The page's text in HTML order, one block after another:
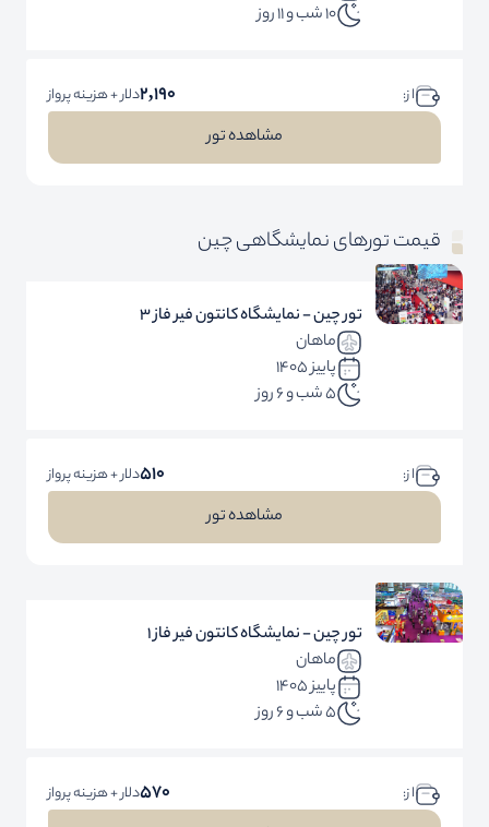
10 شب و 11 روز
ا ز: 2,190دلار + هزینه پرواز
مشاهده تور
قیمت تورهای نمایشگاهی چین
تور چین - نمایشگاه کانتون فیر فاز 3
ماهان
پاییز 1405
5 شب و 6 روز
ا ز: 510دلار + هزینه پرواز
مشاهده تور
تور چین - نمایشگاه کانتون فیر فاز 1
ماهان
پاییز 1405
5 شب و 6 روز
ا ز: 570دلار + هزینه پرواز